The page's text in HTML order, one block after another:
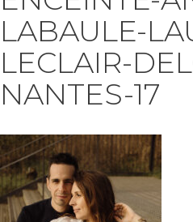
LABAULE-
LECLAIR-
NANTES-17